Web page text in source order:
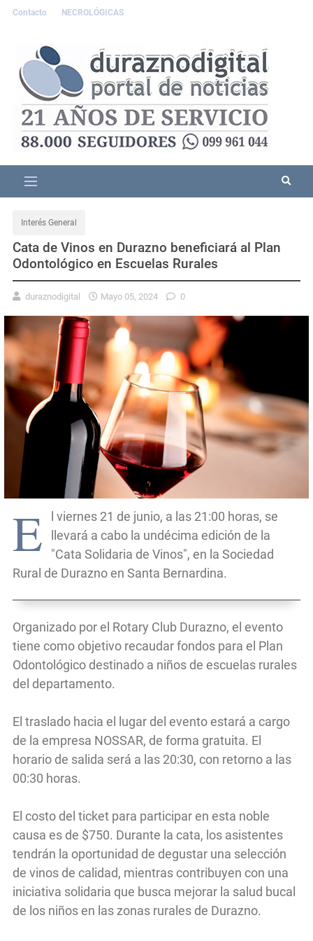
Contacto NECROLÓGICAS
Interés General
Cata de Vinos en Durazno beneficiará al Plan
Odontológico en Escuelas Rurales
duraznodigital Mayo 05, 2024 0
E
l viernes 21 de junio, a las 21:00 horas, se
llevará a cabo la undécima edición de la
"Cata Solidaria de Vinos", en la Sociedad
Rural de Durazno en Santa Bernardina.
Organizado por el Rotary Club Durazno, el evento
tiene como objetivo recaudar fondos para el Plan
Odontológico destinado a niños de escuelas rurales
del departamento.
El traslado hacia el lugar del evento estará a cargo
de la empresa NOSSAR, de forma gratuita. El
horario de salida será a las 20:30, con retorno a las
00:30 horas.
El costo del ticket para participar en esta noble
causa es de $750. Durante la cata, los asistentes
tendrán la oportunidad de degustar una selección
de vinos de calidad, mientras contribuyen con una
iniciativa solidaria que busca mejorar la salud bucal
de los niños en las zonas rurales de Durazno.